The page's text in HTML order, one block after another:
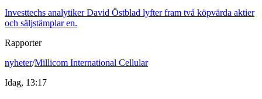
Investtechs analytiker David Östblad lyfter fram två köpvärda aktier
och säljstämplar en.
Rapporter
nyheter/Millicom International Cellular
Idag, 13:17